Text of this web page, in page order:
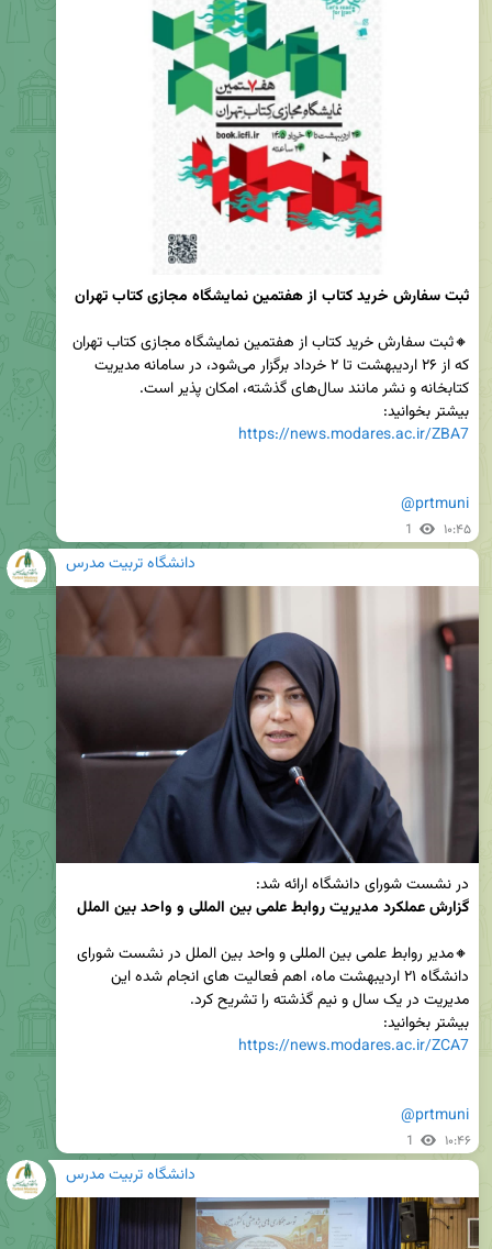
ثبت سفارش خرید کتاب از هفتمین نمایشگاه مجازی کتاب تهران
بیشتر بخوانید:
https://news.modares.ac.ir/ZBA7
@prtmuni
1 ۱۰:۴۵
دانشگاه تربیت مدرس
در نشست شورای دانشگاه ارائه شد:
گزارش عملکرد مدیریت روابط علمی بین المللی و واحد بین الملل
بیشتر بخوانید:
https://news.modares.ac.ir/ZCA7
@prtmuni
1 ۱۰:۴۶
دانشگاه تربیت مدرس